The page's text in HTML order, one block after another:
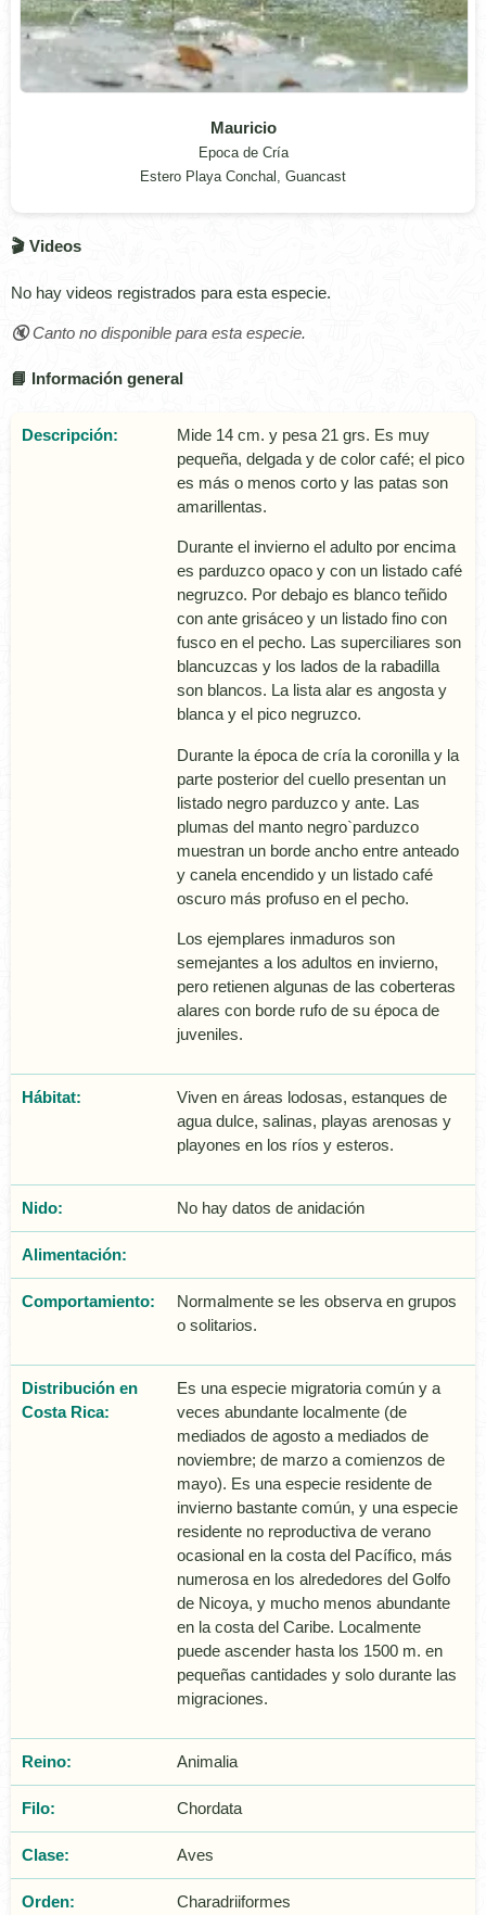
Mauricio
Epoca de Cría
Estero Playa Conchal, Guancast
🎬 Videos
No hay videos registrados para esta especie.
🔇 Canto no disponible para esta especie.
📘 Información general
Descripción:
Mide 14 cm. y pesa 21 grs. Es muy
pequeña, delgada y de color café; el pico
es más o menos corto y las patas son
amarillentas.
Durante el invierno el adulto por encima
es parduzco opaco y con un listado café
negruzco. Por debajo es blanco teñido
con ante grisáceo y un listado fino con
fusco en el pecho. Las superciliares son
blancuzcas y los lados de la rabadilla
son blancos. La lista alar es angosta y
blanca y el pico negruzco.
Durante la época de crí­a la coronilla y la
parte posterior del cuello presentan un
listado negro parduzco y ante. Las
plumas del manto negro`parduzco
muestran un borde ancho entre anteado
y canela encendido y un listado café
oscuro más profuso en el pecho.
Los ejemplares inmaduros son
semejantes a los adultos en invierno,
pero retienen algunas de las coberteras
alares con borde rufo de su época de
juveniles.
Hábitat:
Viven en áreas lodosas, estanques de
agua dulce, salinas, playas arenosas y
playones en los rí­os y esteros.
Nido: No hay datos de anidación
Alimentación:
Comportamiento:
Normalmente se les observa en grupos
o solitarios.
Distribución en
Costa Rica:
Es una especie migratoria común y a
veces abundante localmente (de
mediados de agosto a mediados de
noviembre; de marzo a comienzos de
mayo). Es una especie residente de
invierno bastante común, y una especie
residente no reproductiva de verano
ocasional en la costa del Pacífico, más
numerosa en los alrededores del Golfo
de Nicoya, y mucho menos abundante
en la costa del Caribe. Localmente
puede ascender hasta los 1500 m. en
pequeñas cantidades y solo durante las
migraciones.
Reino: Animalia
Filo: Chordata
Clase: Aves
Orden: Charadriiformes